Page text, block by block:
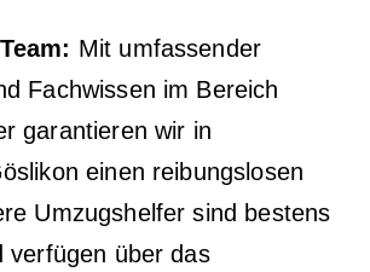
Mit umfassender
Fachwissen im Bereich
garantieren wir in
einen reibungslosen
Umzugshelfer sind bestens
verfügen über das